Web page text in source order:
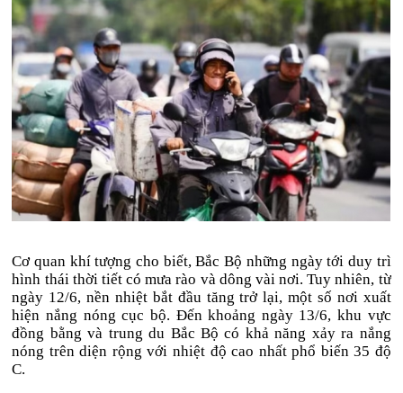
Cơ quan khí tượng cho biết, Bắc Bộ những ngày tới duy trì
hình thái thời tiết có mưa rào và dông vài nơi. Tuy nhiên, từ
ngày 12/6, nền nhiệt bắt đầu tăng trở lại, một số nơi xuất
hiện nắng nóng cục bộ. Đến khoảng ngày 13/6, khu vực
đồng bằng và trung du Bắc Bộ có khả năng xảy ra nắng
nóng trên diện rộng với nhiệt độ cao nhất phổ biến 35 độ
C.